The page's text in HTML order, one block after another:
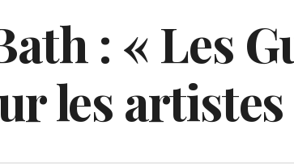
: « Les
les